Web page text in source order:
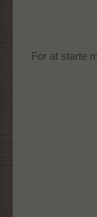
For at starte